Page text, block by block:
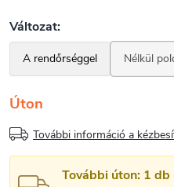
Úton
További információ a
További úton: 1